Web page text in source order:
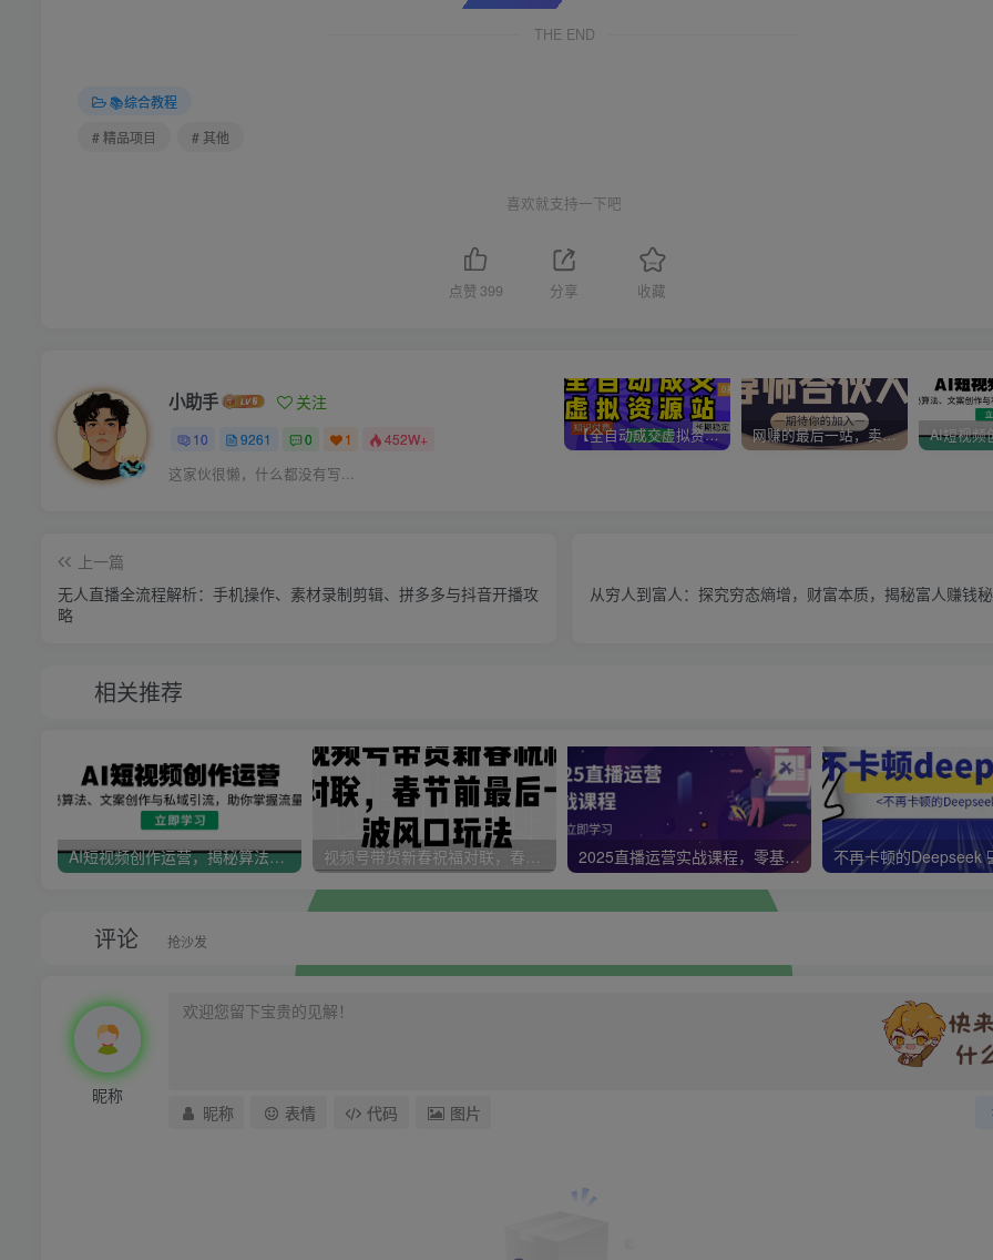
THE END
📚综合教程
# 精品项目
# 其他
喜欢就支持一下吧
点赞 399 分享 收藏
小助手 关注
10 9261 0 1 452W+
这家伙很懒，什么都没有写...
【全自动成交虚拟资源站】站长唯一陪跑项目！月入10W+~长期稳定~ 网赚的最后一站，卖项目！做网赚顶级猎食者~
上一篇
无人直播全流程解析：手机操作、素材录制剪辑、拼多多与抖音开播攻
略
从穷人到富人：探究穷态熵增，财富本质，揭秘富人赚钱
相关推荐
AI短视频创作运营，揭秘算法、文案创作与私域引流，助你掌握流量密码 2025直播运营实战课程，零基础入门到流量优化，快速提升直播间表现 不再卡顿的Deepseek
评论 抢沙发
昵称
昵称 表情 代码 图片